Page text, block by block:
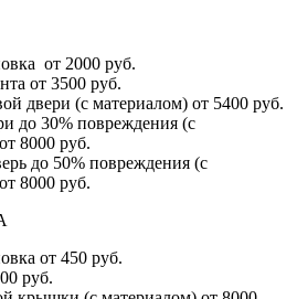
от 2000 руб.
от 3500 руб.
двери (с материалом) от 5400 руб.
до 30% повреждения (с
8000 руб.
до 50% повреждения (с
8000 руб.
от 450 руб.
руб.